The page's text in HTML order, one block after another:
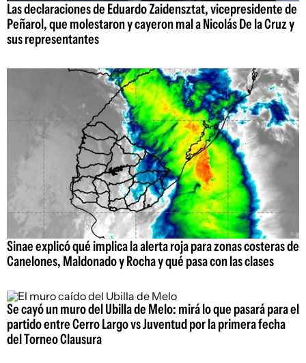
Las declaraciones de Eduardo Zaidensztat, vicepresidente de
Peñarol, que molestaron y cayeron mal a Nicolás De la Cruz y
sus representantes
Sinae explicó qué implica la alerta roja para zonas costeras de
Canelones, Maldonado y Rocha y qué pasa con las clases
Se cayó un muro del Ubilla de Melo: mirá lo que pasará para el
partido entre Cerro Largo vs Juventud por la primera fecha
del Torneo Clausura